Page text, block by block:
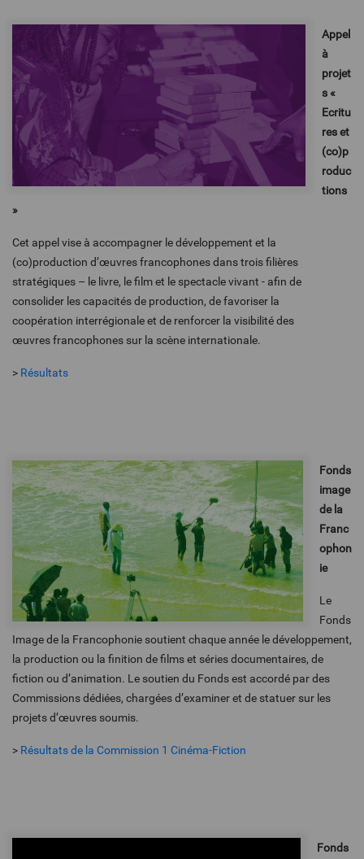
Appel
à
projet
s «
Ecritu
res et
(co)p
roduc
tions
»
Cet appel vise à accompagner le développement et la
(co)production d’œuvres francophones dans trois filières
stratégiques – le livre, le film et le spectacle vivant - afin de
consolider les capacités de production, de favoriser la
coopération interrégionale et de renforcer la visibilité des
œuvres francophones sur la scène internationale.
> Résultats
Fonds
image
de la
Franc
ophon
ie
Le
Fonds
Image de la Francophonie soutient chaque année le développement,
la production ou la finition de films et séries documentaires, de
fiction ou d’animation. Le soutien du Fonds est accordé par des
Commissions dédiées, chargées d’examiner et de statuer sur les
projets d’œuvres soumis.
> Résultats de la Commission 1 Cinéma-Fiction
Fonds